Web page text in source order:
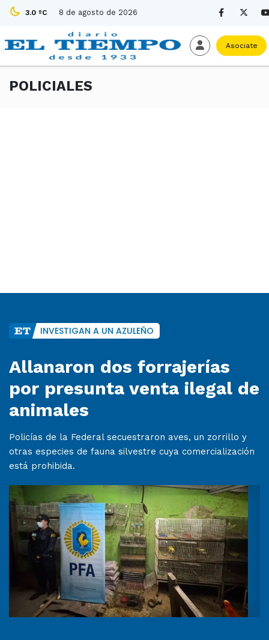
3.0 ºC 8 de agosto de 2026
Asociate
POLICIALES
INVESTIGAN A UN AZULEÑO
Allanaron dos forrajerías
por presunta venta ilegal de
animales
Policías de la Federal secuestraron aves, un zorrillo y
otras especies de fauna silvestre cuya comercialización
está prohibida.